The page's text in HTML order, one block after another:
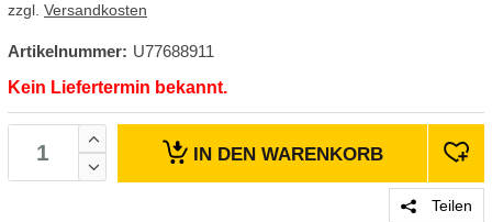
zzgl. Versandkosten
Artikelnummer: U77688911
Kein Liefertermin bekannt.
IN DEN WARENKORB
Teilen